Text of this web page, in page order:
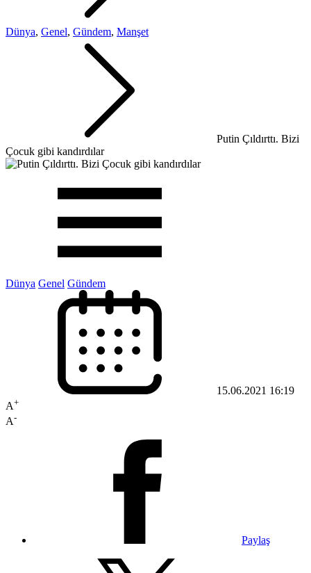
Dünya, Genel, Gündem, Manşet
Putin Çıldırttı. Bizi
Çocuk gibi kandırdılar
Dünya Genel Gündem
15.06.2021 16:19
A+
A-
Paylaş